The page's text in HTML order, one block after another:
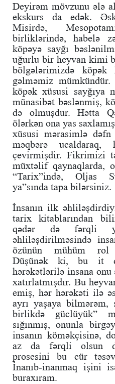
Deyirəm mövzunu ələ
ekskurs da edək.
Misirdə,
birliklərində, habelə
köpəyə sayğı
uğurlu bir heyvan kimi
bölgələrimizdə
gəlməmiz
köpək xüsusi sayğıya
münasibət bəslənmiş,
də olmuşdur. Hətta
ölərkən ona yas
xüsusi mərasimlə dəfn
məqbərə ucaldaraq,
çevirmişdir. Fikrimizi
müxtəlif qaynaqlarda,
“Tarix”ində, Oljas
ya”sında tapa bilərsiniz.
İnsanın ilk
tarix kitablarından
qədər də fərqli
əhliləşdirilməsində
özünün mühüm rol
Düşünək ki, bu it
hərəkətlərilə insana
xatırlatmışdır. Bu
emiş, hər hərəkəti ilə
ayrı yaşaya
birlikdə güclüyük”
sığınmış, onunla
insanın köməkçisinə,
az da fərqli olsun
prosesini bu cür
İnanıb-inanmaq işini
buraxıram.